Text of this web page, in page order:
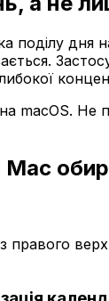
поділу дня
macOS. Не
Mac
правого